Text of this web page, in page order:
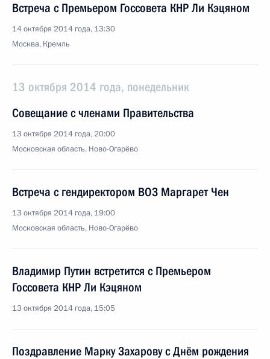
Встреча с Премьером Госсовета КНР Ли Кэцяном
14 октября 2014 года, 13:30
Москва, Кремль
13 октября 2014 года, понедельник
Совещание с членами Правительства
13 октября 2014 года, 20:00
Московская область, Ново-Огарёво
Встреча с гендиректором ВОЗ Маргарет Чен
13 октября 2014 года, 19:00
Московская область, Ново-Огарёво
Владимир Путин встретится с Премьером
Госсовета КНР Ли Кэцяном
13 октября 2014 года, 15:05
Поздравление Марку Захарову с Днём рождения